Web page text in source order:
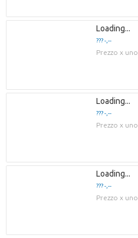
Loading...
??? -,--
Prezzo x uno
Loading...
??? -,--
Prezzo x uno
Loading...
??? -,--
Prezzo x uno